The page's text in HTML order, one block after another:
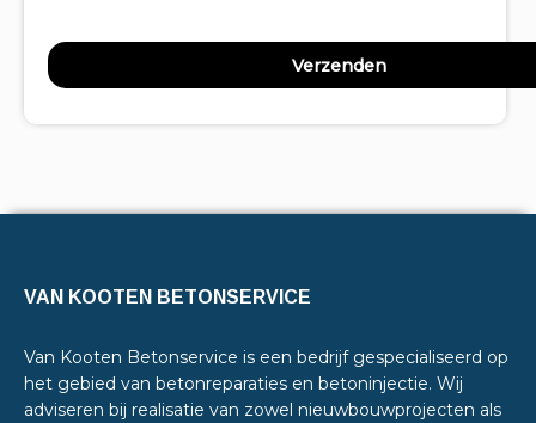
VAN KOOTEN BETONSERVICE
Van Kooten Betonservice is een bedrijf gespecialiseerd op
het gebied van betonreparaties en betoninjectie. Wij
adviseren bij realisatie van zowel nieuwbouwprojecten als